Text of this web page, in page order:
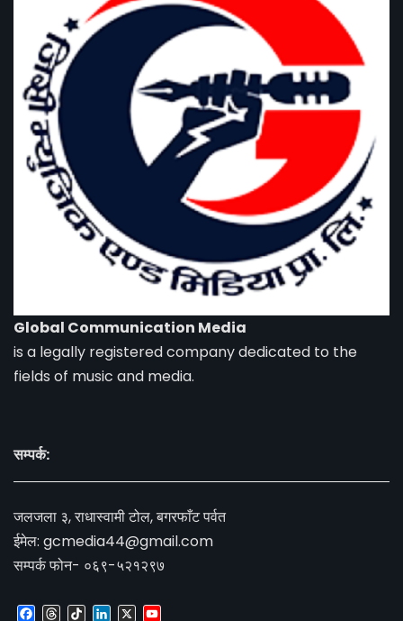
Global Communication Media
is a legally registered company dedicated to the
fields of music and media.
सम्पर्क:
जलजला ३, राधास्वामी टोल, बगरफाँट पर्वत
ईमेल: gcmedia44@gmail.com
सम्पर्क फोन- ०६९-५२१२९७
Facebook
Threads
TikTokLinkedIn
X